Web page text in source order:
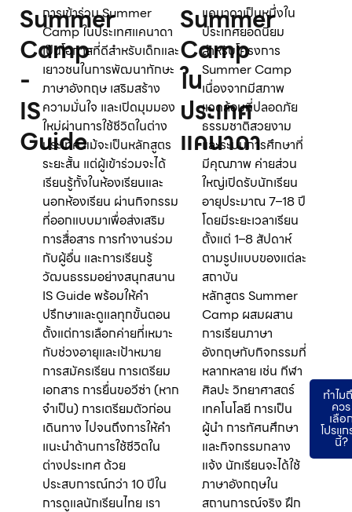
Summer
Camp
-
IS
Guide
การเข้าร่วม Summer
Camp ในประเทศแคนาดา
เป็นโอกาสที่ดีสำหรับเด็กและ
เยาวชนในการพัฒนาทักษะ
ภาษาอังกฤษ เสริมสร้าง
ความมั่นใจ และเปิดมุมมอง
ใหม่ผ่านการใช้ชีวิตในต่าง
ประเทศ แม้จะเป็นหลักสูตร
ระยะสั้น แต่ผู้เข้าร่วมจะได้
เรียนรู้ทั้งในห้องเรียนและ
นอกห้องเรียน ผ่านกิจกรรม
ที่ออกแบบมาเพื่อส่งเสริม
การสื่อสาร การทำงานร่วม
กับผู้อื่น และการเรียนรู้
วัฒนธรรมอย่างสนุกสนาน
IS Guide พร้อมให้คำ
ปรึกษาและดูแลทุกขั้นตอน
ตั้งแต่การเลือกค่ายที่เหมาะ
กับช่วงอายุและเป้าหมาย
การสมัครเรียน การเตรียม
เอกสาร การยื่นขอวีซ่า (หาก
จำเป็น) การเตรียมตัวก่อน
เดินทาง ไปจนถึงการให้คำ
แนะนำด้านการใช้ชีวิตใน
ต่างประเทศ ด้วย
ประสบการณ์กว่า 10 ปีใน
การดูแลนักเรียนไทย เรา
Summer
Camp
ใน
ประเทศ
แคนาดา
แคนาดาเป็นหนึ่งใน
ประเทศยอดนิยม
สำหรับโครงการ
Summer Camp
เนื่องจากมีสภาพ
แวดล้อมที่ปลอดภัย
ธรรมชาติสวยงาม
และระบบการศึกษาที่
มีคุณภาพ ค่ายส่วน
ใหญ่เปิดรับนักเรียน
อายุประมาณ 7–18 ปี
โดยมีระยะเวลาเรียน
ตั้งแต่ 1–8 สัปดาห์
ตามรูปแบบของแต่ละ
สถาบัน
หลักสูตร Summer
Camp ผสมผสาน
การเรียนภาษา
อังกฤษกับกิจกรรมที่
หลากหลาย เช่น กีฬา
ศิลปะ วิทยาศาสตร์
เทคโนโลยี การเป็น
ผู้นำ การทัศนศึกษา
และกิจกรรมกลาง
แจ้ง นักเรียนจะได้ใช้
ภาษาอังกฤษใน
สถานการณ์จริง ฝึก
ทําไม
ควร
เลือ
โปรแ
นี้?